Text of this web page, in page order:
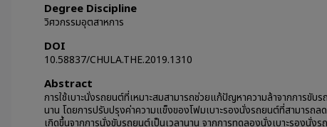
Degree Discipline
วิศวกรรมอุตสาหการ
DOI
10.58837/CHULA.THE.2019.1310
Abstract
การใช้เบาะนั่งรถยนต์ที่เหมาะสมสามารถช่วยแก้ปัญหาความล้าจากการขับร
นาน โดยการปรับปรุงค่าความแข็งของโฟมเบาะรองนั่งรถยนต์ที่สามารถ
เกิดขึ้นจากการนั่งขับรถยนต์เป็นเวลานาน จากการทดลองนั่งเบาะรองนั่ง